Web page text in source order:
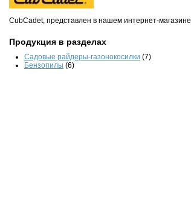
CubCadet, представлен в нашем интернет-магазине
Продукция в разделах
Садовые райдеры-газонокосилки (7)
Бензопилы (6)